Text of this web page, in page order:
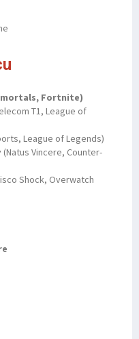
Fortnite)
T1, League of
League of Legends)
Vincere, Counter-
Shock, Overwatch